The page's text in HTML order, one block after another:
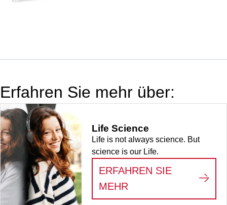
21,5 mm, 1
Stück/Karton
Erfahren Sie mehr über:
Life Science
Life is not always science. But
science is our Life.
ERFAHREN SIE
MEHR